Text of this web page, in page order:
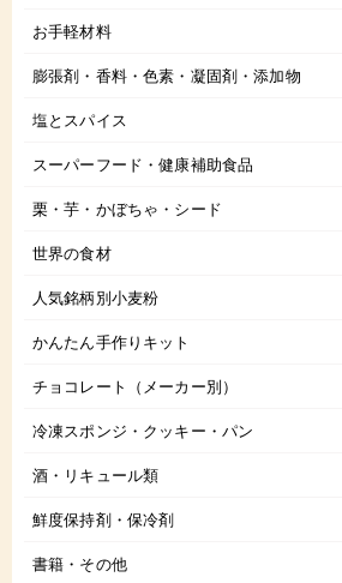
お手軽材料
膨張剤・香料・色素・凝固剤・添加物
塩とスパイス
スーパーフード・健康補助食品
栗・芋・かぼちゃ・シード
世界の食材
人気銘柄別小麦粉
かんたん手作りキット
チョコレート（メーカー別）
冷凍スポンジ・クッキー・パン
酒・リキュール類
鮮度保持剤・保冷剤
書籍・その他